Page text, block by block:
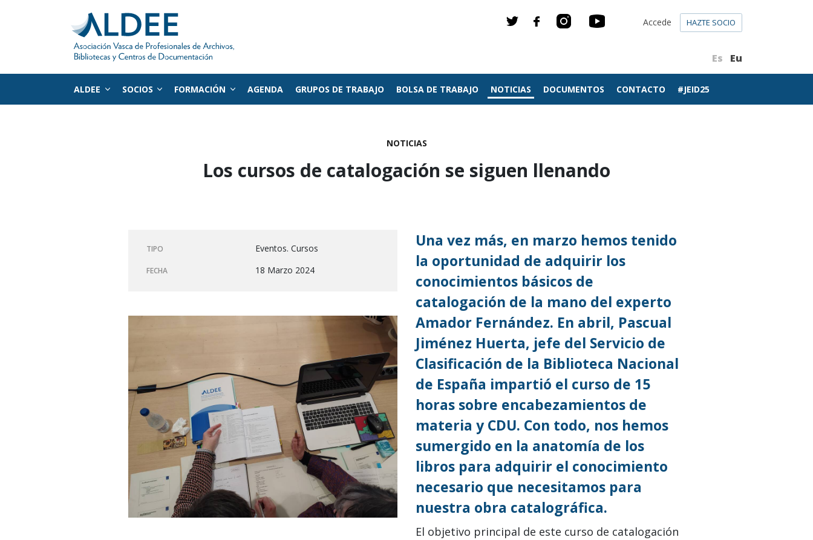
Es Eu
Accede HAZTE SOCIO
ALDEE SOCIOS FORMACIÓN AGENDA GRUPOS DE TRABAJO BOLSA DE TRABAJO NOTICIAS DOCUMENTOS CONTACTO #JEID25
NOTICIAS
Los cursos de catalogación se siguen llenando
TIPO Eventos. Cursos
FECHA 18 Marzo 2024
Una vez más, en marzo hemos tenido
la oportunidad de adquirir los
conocimientos básicos de
catalogación de la mano del experto
Amador Fernández. En abril, Pascual
Jiménez Huerta, jefe del Servicio de
Clasificación de la Biblioteca Nacional
de España impartió el curso de 15
horas sobre encabezamientos de
materia y CDU. Con todo, nos hemos
sumergido en la anatomía de los
libros para adquirir el conocimiento
necesario que necesitamos para
nuestra obra catalográfica.
El objetivo principal de este curso de catalogación